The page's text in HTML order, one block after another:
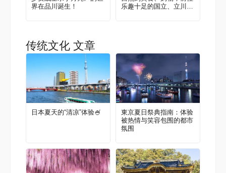
界在品川诞生！
乐趣十足的国立、立川
传统文化 文章
日本夏天的“清凉”体验🍧
東京夏日祭典指南：体验
被热情与笑容包围的都市
氛围